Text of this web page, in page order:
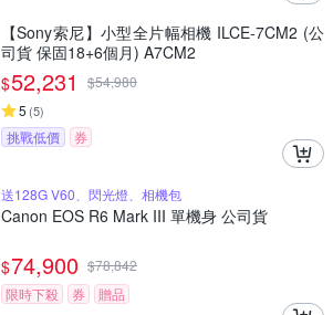
【Sony索尼】小型全片幅相機 ILCE-7CM2 (公
司貨 保固18+6個月) A7CM2
$52,231 $54,980
5 (5)
挑戰低價 券
送128G V60、閃光燈、相機包
Canon EOS R6 Mark III 單機身 公司貨
$74,900 $78,842
限時下殺
券 贈品